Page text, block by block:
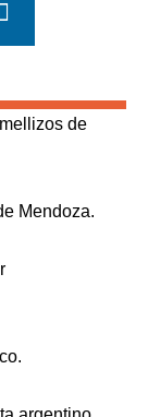
de
Mendoza.